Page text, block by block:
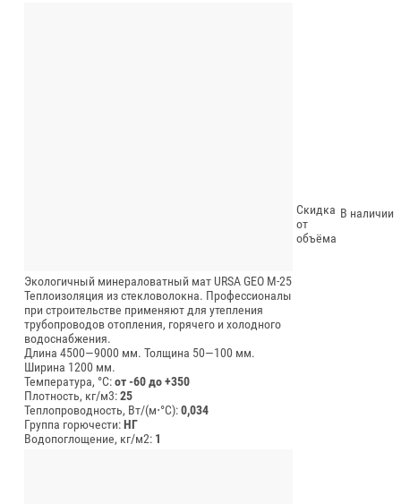
Экологичный минераловатный мат URSA GEO М-25
Теплоизоляция из стекловолокна. Профессионалы
при строительстве применяют для утепления
трубопроводов отопления, горячего и холодного
водоснабжения.
Длина 4500—9000 мм. Толщина 50—100 мм.
Ширина 1200 мм.
Температура, °C:от -60 до +350
Плотность, кг/м3:25
Теплопроводность, Вт/(м⋅°С):0,034
Группа горючести:НГ
Водопоглощение, кг/м2: 1
Скидка
от
объёма
В наличии